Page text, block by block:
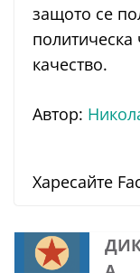
защото се
политическа
качество.
Автор:
Харесайте